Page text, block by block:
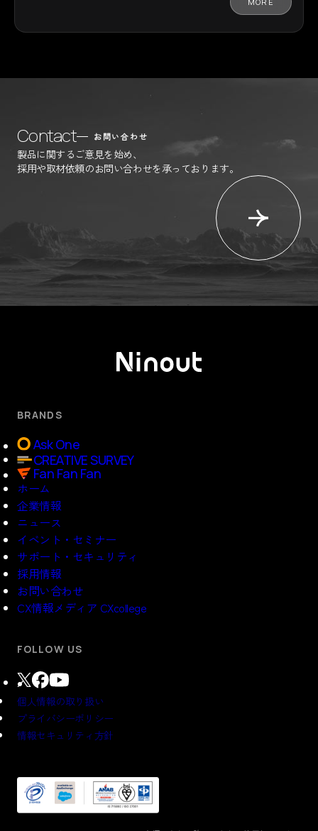
Contact お問い合わせ
製品に関するご意見を始め、
採用や取材依頼のお問い合わせを承っております。
BRANDS
Ask One
CREATIVE SURVEY
Fan Fan Fan
ホーム
企業情報
ニュース
イベント・セミナー
サポート・セキュリティ
採用情報
お問い合わせ
CX情報メディア CXcollege
FOLLOW US
個人情報の取り扱い
プライバシーポリシー
情報セキュリティ方針